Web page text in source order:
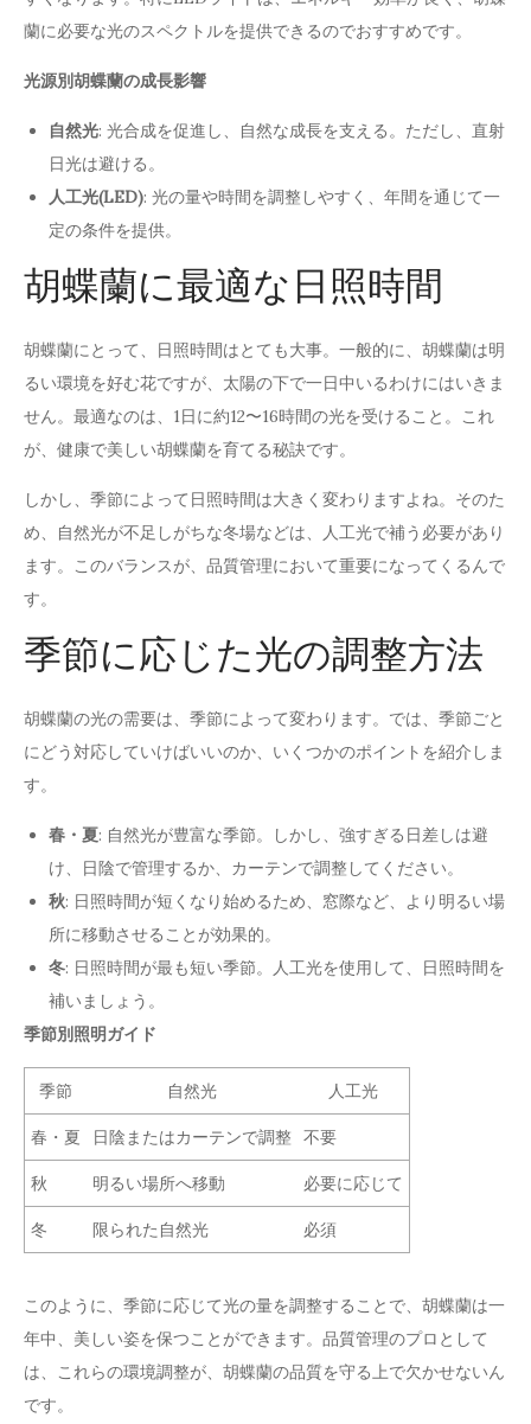
蘭に必要な光のスペクトルを提供できるのでおすすめです。
光源別胡蝶蘭の成長影響
自然光: 光合成を促進し、自然な成長を支える。ただし、直射
日光は避ける。
人工光(LED): 光の量や時間を調整しやすく、年間を通じて一
定の条件を提供。
胡蝶蘭に最適な日照時間
胡蝶蘭にとって、日照時間はとても大事。一般的に、胡蝶蘭は明
るい環境を好む花ですが、太陽の下で一日中いるわけにはいきま
せん。最適なのは、1日に約12〜16時間の光を受けること。これ
が、健康で美しい胡蝶蘭を育てる秘訣です。
しかし、季節によって日照時間は大きく変わりますよね。そのた
め、自然光が不足しがちな冬場などは、人工光で補う必要があり
ます。このバランスが、品質管理において重要になってくるんで
す。
季節に応じた光の調整方法
胡蝶蘭の光の需要は、季節によって変わります。では、季節ごと
にどう対応していけばいいのか、いくつかのポイントを紹介しま
す。
春・夏: 自然光が豊富な季節。しかし、強すぎる日差しは避
け、日陰で管理するか、カーテンで調整してください。
秋: 日照時間が短くなり始めるため、窓際など、より明るい場
所に移動させることが効果的。
冬: 日照時間が最も短い季節。人工光を使用して、日照時間を
補いましょう。
季節別照明ガイド
季節 自然光 人工光
春・夏 日陰またはカーテンで調整 不要
秋 明るい場所へ移動 必要に応じて
冬 限られた自然光 必須
このように、季節に応じて光の量を調整することで、胡蝶蘭は一
年中、美しい姿を保つことができます。品質管理のプロとして
は、これらの環境調整が、胡蝶蘭の品質を守る上で欠かせないん
です。